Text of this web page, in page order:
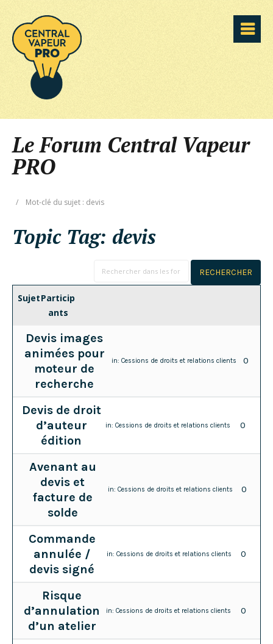
Le Forum Central Vapeur
PRO
/ Mot-clé du sujet : devis
Topic Tag: devis
SujetParticip
ants
Devis images
animées pour
moteur de
recherche
in: Cessions de droits et relations clients 0
Devis de droit
d’auteur
édition
in: Cessions de droits et relations clients 0
Avenant au
devis et
facture de
solde
in: Cessions de droits et relations clients 0
Commande
annulée /
devis signé
in: Cessions de droits et relations clients 0
Risque
d’annulation
d’un atelier
in:Cessions de droits et relations clients 0